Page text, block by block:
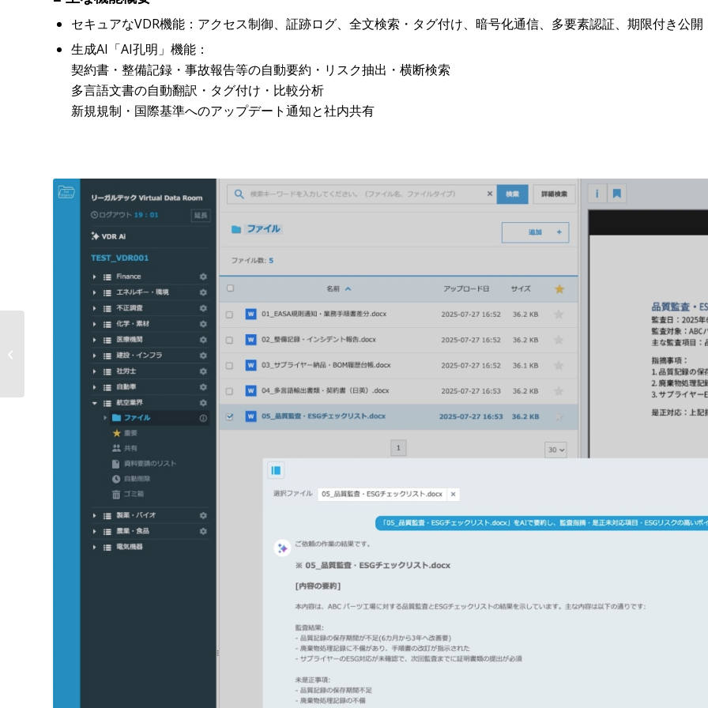
セキュアなVDR機能：アクセス制御、証跡ログ、全文検索・タグ付け、暗号化通信、多要素認証、期限付き公開
生成AI「AI孔明」機能：
契約書・整備記録・事故報告等の自動要約・リスク抽出・横断検索
多言語文書の自動翻訳・タグ付け・比較分析
新規規制・国際基準へのアップデート通知と社内共有
リーガルテック社、農業・食品業界
の品質・契約・法規・サプライチェ
ーン管理をAIとVDRで革新...